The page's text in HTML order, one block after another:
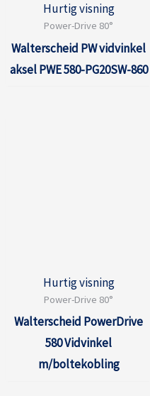
Hurtig visning
Power-Drive 80°
Walterscheid PW vidvinkel
aksel PWE 580-PG20SW-860
Hurtig visning
Power-Drive 80°
Walterscheid PowerDrive
580 Vidvinkel
m/boltekobling